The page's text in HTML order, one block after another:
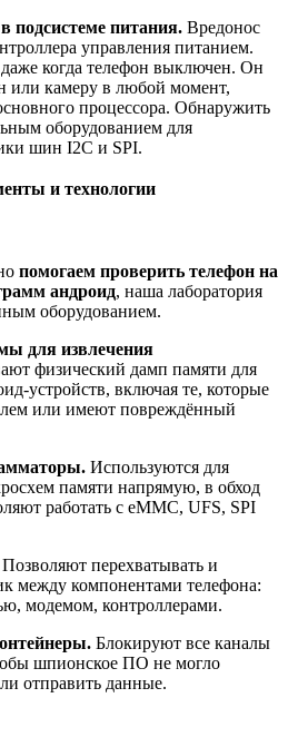
подсистеме питания. Вредонос
управления питанием.
даже когда телефон выключен. Он
или камеру в любой момент,
процессора. Обнаружить
оборудованием для
шин I2C и SPI.
и технологии
помогаем проверить телефон на
андроид, наша лаборатория
оборудованием.
для извлечения
физический дамп памяти для
устройств, включая те, которые
или имеют повреждённый
Используются для
памяти напрямую, в обход
работать с eMMC, UFS, SPI
Позволяют перехватывать и
между компонентами телефона:
модемом, контроллерами.
Блокируют все каналы
шпионское ПО не могло
отправить данные.